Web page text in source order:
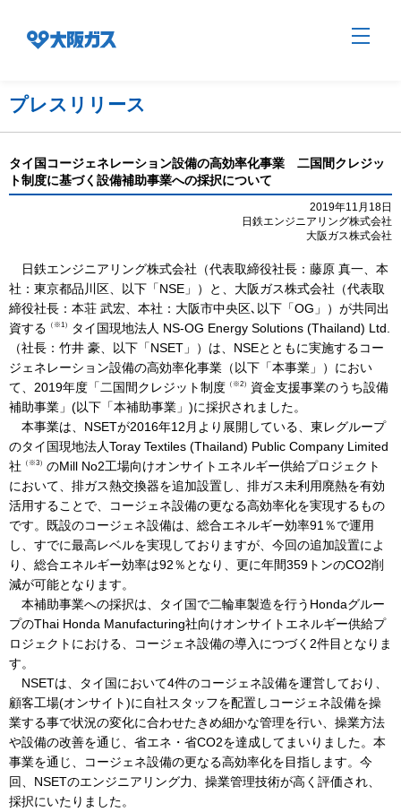
ご家庭のお客さま
業務用・産業用のお客さま
社会貢献
技術開発
サステナビリティ
IR情報
採用情報
プレスリリース
プレスリリース
タイ国コージェネレーション設備の高効率化事業 二国間クレジッ
ト制度に基づく設備補助事業への採択について
2019年11月18日
日鉄エンジニアリング株式会社
大阪ガス株式会社
日鉄エンジニアリング株式会社（代表取締役社長：藤原 真一、本
社：東京都品川区、以下「NSE」）と、大阪ガス株式会社（代表取
締役社長：本荘 武宏、本社：大阪市中央区､以下「OG」）が共同出
資する （※1）
タイ国現地法人 NS-OG Energy Solutions (Thailand) Ltd.
（社長：竹井 豪、以下「NSET」）は、NSEとともに実施するコー
ジェネレーション設備の高効率化事業（以下「本事業」）におい
て、2019年度「二国間クレジット制度 （※2） 資金支援事業のうち設備
補助事業」(以下「本補助事業」)に採択されました。
本事業は、NSETが2016年12月より展開している、東レグループ
のタイ国現地法人Toray Textiles (Thailand) Public Company Limited
社 （※3） のMill No2工場向けオンサイトエネルギー供給プロジェクト
において、排ガス熱交換器を追加設置し、排ガス未利用廃熱を有効
活用することで、コージェネ設備の更なる高効率化を実現するもの
です。既設のコージェネ設備は、総合エネルギー効率91％で運用
し、すでに最高レベルを実現しておりますが、今回の追加設置によ
り、総合エネルギー効率は92％となり、更に年間359トンのCO2削
減が可能となります。
本補助事業への採択は、タイ国で二輪車製造を行うHondaグルー
プのThai Honda Manufacturing社向けオンサイトエネルギー供給プ
ロジェクトにおける、コージェネ設備の導入につづく2件目となりま
す。
NSETは、タイ国において4件のコージェネ設備を運営しており、
顧客工場(オンサイト)に自社スタッフを配置しコージェネ設備を操
業する事で状況の変化に合わせたきめ細かな管理を行い、操業方法
や設備の改善を通じ、省エネ・省CO2を達成してまいりました。本
事業を通じ、コージェネ設備の更なる高効率化を目指します。今
回、NSETのエンジニアリング力、操業管理技術が高く評価され、
採択にいたりました。